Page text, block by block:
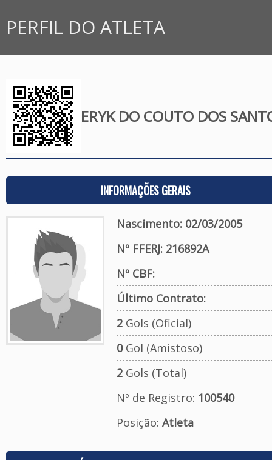
PERFIL DO ATLETA
ERYK DO COUTO DOS
INFORMAÇÕES GERAIS
Nascimento: 02/03/2005
Nº FFERJ: 216892A
Nº CBF:
Último Contrato:
2Gols (Oficial)
0Gol (Amistoso)
2Gols (Total)
Nº de Registro: 100540
Posição: Atleta